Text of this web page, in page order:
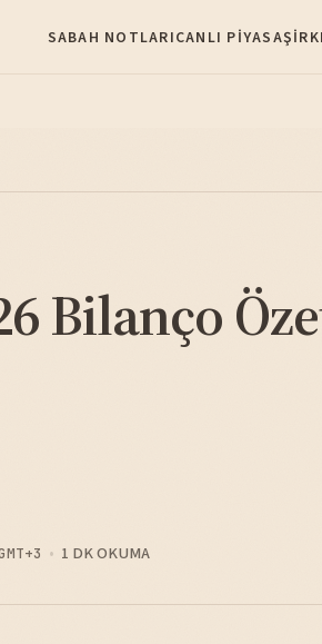
SABAH NOTLARICANLI PIYASA
Bilanço
1 DK OKUMA